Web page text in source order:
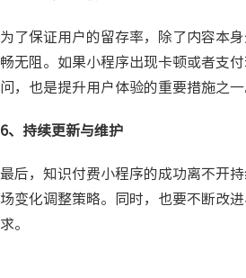
为了保证用户的留存率，除了内容本
畅无阻。如果小程序出现卡顿或者支
问，也是提升用户体验的重要措施之一
6、持续更新与维护
最后，知识付费小程序的成功离不开
场变化调整策略。同时，也要不断改
求。